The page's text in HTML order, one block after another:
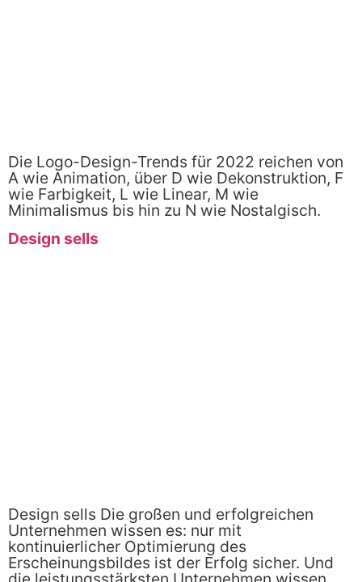
Die Logo-Design-Trends für 2022 reichen von
A wie Animation, über D wie Dekonstruktion, F
wie Farbigkeit, L wie Linear, M wie
Minimalismus bis hin zu N wie Nostalgisch.
Design sells
Design sells Die großen und erfolgreichen
Unternehmen wissen es: nur mit
kontinuierlicher Optimierung des
Erscheinungsbildes ist der Erfolg sicher. Und